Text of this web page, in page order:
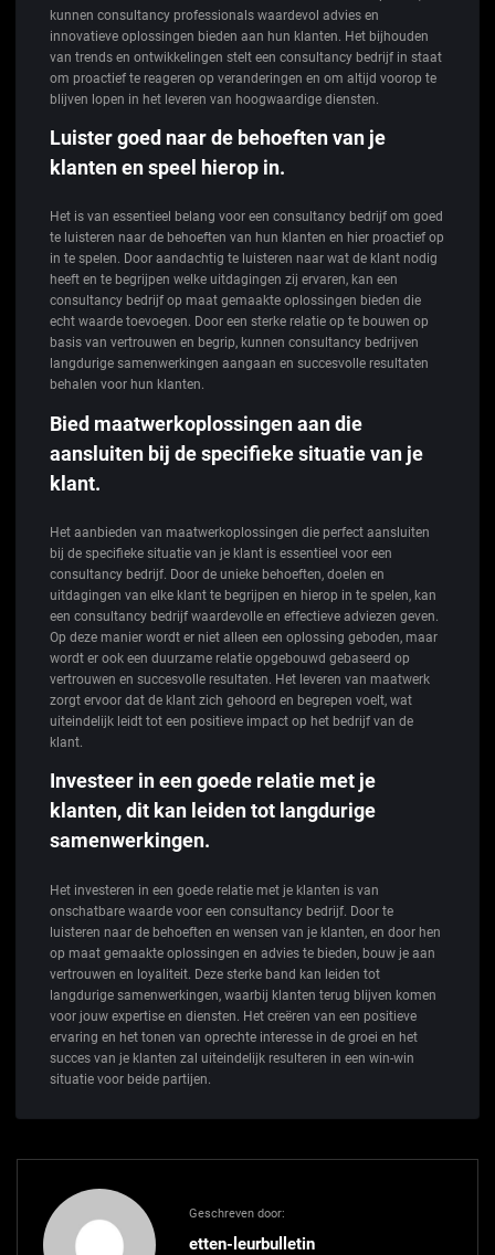
kunnen consultancy professionals waardevol advies en
innovatieve oplossingen bieden aan hun klanten. Het bijhouden
van trends en ontwikkelingen stelt een consultancy bedrijf in staat
om proactief te reageren op veranderingen en om altijd voorop te
blijven lopen in het leveren van hoogwaardige diensten.
Luister goed naar de behoeften van je
klanten en speel hierop in.
Het is van essentieel belang voor een consultancy bedrijf om goed
te luisteren naar de behoeften van hun klanten en hier proactief op
in te spelen. Door aandachtig te luisteren naar wat de klant nodig
heeft en te begrijpen welke uitdagingen zij ervaren, kan een
consultancy bedrijf op maat gemaakte oplossingen bieden die
echt waarde toevoegen. Door een sterke relatie op te bouwen op
basis van vertrouwen en begrip, kunnen consultancy bedrijven
langdurige samenwerkingen aangaan en succesvolle resultaten
behalen voor hun klanten.
Bied maatwerkoplossingen aan die
aansluiten bij de specifieke situatie van je
klant.
Het aanbieden van maatwerkoplossingen die perfect aansluiten
bij de specifieke situatie van je klant is essentieel voor een
consultancy bedrijf. Door de unieke behoeften, doelen en
uitdagingen van elke klant te begrijpen en hierop in te spelen, kan
een consultancy bedrijf waardevolle en effectieve adviezen geven.
Op deze manier wordt er niet alleen een oplossing geboden, maar
wordt er ook een duurzame relatie opgebouwd gebaseerd op
vertrouwen en succesvolle resultaten. Het leveren van maatwerk
zorgt ervoor dat de klant zich gehoord en begrepen voelt, wat
uiteindelijk leidt tot een positieve impact op het bedrijf van de
klant.
Investeer in een goede relatie met je
klanten, dit kan leiden tot langdurige
samenwerkingen.
Het investeren in een goede relatie met je klanten is van
onschatbare waarde voor een consultancy bedrijf. Door te
luisteren naar de behoeften en wensen van je klanten, en door hen
op maat gemaakte oplossingen en advies te bieden, bouw je aan
vertrouwen en loyaliteit. Deze sterke band kan leiden tot
langdurige samenwerkingen, waarbij klanten terug blijven komen
voor jouw expertise en diensten. Het creëren van een positieve
ervaring en het tonen van oprechte interesse in de groei en het
succes van je klanten zal uiteindelijk resulteren in een win-win
situatie voor beide partijen.
Geschreven door:
etten-leurbulletin